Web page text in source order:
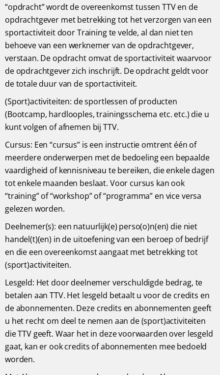
“opdracht” wordt de overeenkomst tussen TTV en de
opdrachtgever met betrekking tot het verzorgen van een
sportactiviteit door Training te velde, al dan niet ten
behoeve van een werknemer van de opdrachtgever,
verstaan. De opdracht omvat de sportactiviteit waarvoor
de opdrachtgever zich inschrijft. De opdracht geldt voor
de totale duur van de sportactiviteit.
(Sport)activiteiten: de sportlessen of producten
(Bootcamp, hardlooples, trainingsschema etc. etc.) die u
kunt volgen of afnemen bij TTV.
Cursus: Een “cursus” is een instructie omtrent één of
meerdere onderwerpen met de bedoeling een bepaalde
vaardigheid of kennisniveau te bereiken, die enkele dagen
tot enkele maanden beslaat. Voor cursus kan ook
“training” of “workshop” of “programma” en vice versa
gelezen worden.
Deelnemer(s): een natuurlijk(e) perso(o)n(en) die niet
handel(t)(en) in de uitoefening van een beroep of bedrijf
en die een overeenkomst aangaat met betrekking tot
(sport)activiteiten.
Lesgeld: Het door deelnemer verschuldigde bedrag, te
betalen aan TTV. Het lesgeld betaalt u voor de credits en
de abonnementen. Deze credits en abonnementen geeft
u het recht om deel te nemen aan de (sport)activiteiten
die TTV geeft. Waar het in deze voorwaarden over lesgeld
gaat, kan er ook credits of abonnementen mee bedoeld
worden.